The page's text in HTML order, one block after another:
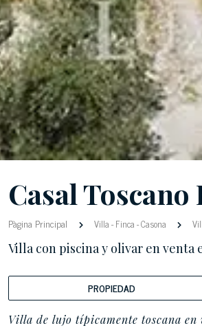
Casal Toscano
Pàgina Principal Villa-Finca-Casona
Villa con piscina y olivar en venta
PROPIEDAD
Villa de lujo típicamente toscana